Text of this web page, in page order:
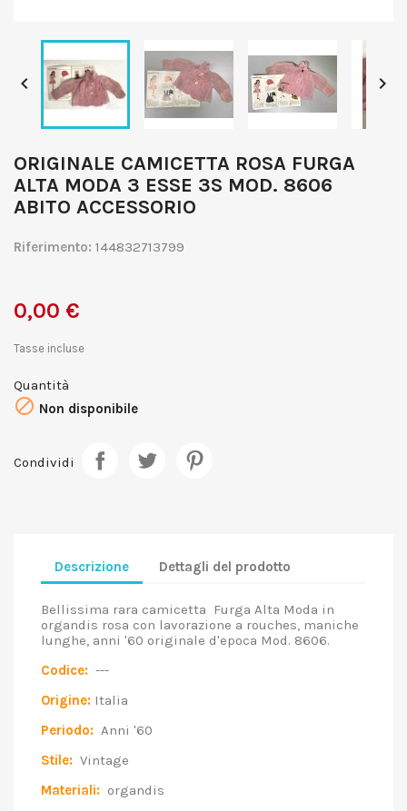
 
ORIGINALE CAMICETTA ROSA FURGA
ALTA MODA 3 ESSE 3S MOD. 8606
ABITO ACCESSORIO
Riferimento: 144832713799
0,00 €
Tasse incluse
Quantità
 Non disponibile
Condividi
Descrizione Dettagli del prodotto
Bellissima rara camicetta Furga Alta Moda in
organdis rosa con lavorazione a rouches, maniche
lunghe, anni '60 originale d'epoca Mod. 8606.
Codice: ---
Origine: Italia
Periodo: Anni '60
Stile: Vintage
Materiali: organdis